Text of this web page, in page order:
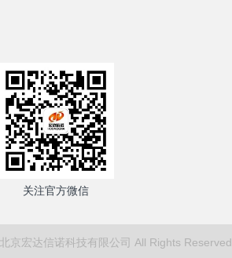
关注官方微信
京宏达信诺科技有限公司 All Rights Reserved